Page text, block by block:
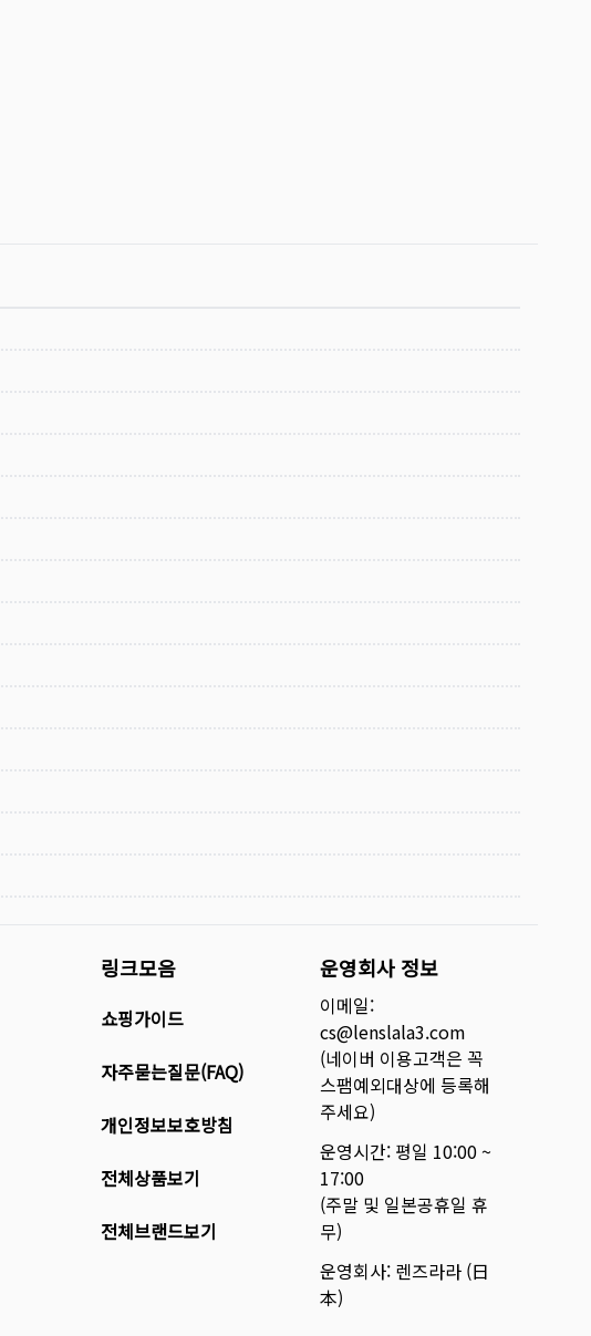
링크모음
쇼핑가이드
자주묻는질문(FAQ)
개인정보보호방침
전체상품보기
전체브랜드보기
운영회사 정보
이메일:
cs@lenslala3.com
(네이버 이용고객은 꼭
스팸예외대상에 등록해
주세요)
운영시간: 평일 10:00 ~
17:00
(주말 및 일본공휴일 휴
무)
운영회사: 렌즈라라 (日
本)